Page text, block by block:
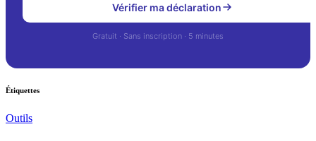
Vérifier ma déclaration
Gratuit · Sans inscription · 5 minutes
Étiquettes
Outils